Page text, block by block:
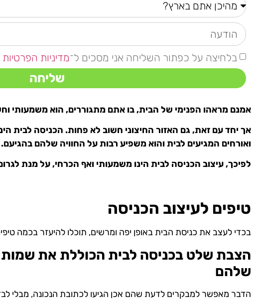
בלחיצה על כפתור השליחה אני מסכים ל־מדיניות הפרטיות
שליחה
אמנם מראהו הפנימי של הבית, בו אתם מתגוררים, הוא משמעותי
אך יחד עם זאת, גם האזור החיצוני חשוב לא פחות. הכניסה לבית
ואורחים המגיעים לבית והוא משפיע רבות על החוויה שלהם בהגיעם.
לפיכך, עיצוב הכניסה לבית הינו משמעותי ואף הכרחי, על מנת
טיפים לעיצוב הכניסה
בכדי לעצב את כניסת הבית באופן יפה ומרשים, תוכלו להיעזר בכמה
הצבת שלט בכניסה לבית הכוללת את
שלהם
הדבר מאפשר למבקרים לדעת שהם אכן הגיעו לכתובת הנכונה, מבלי